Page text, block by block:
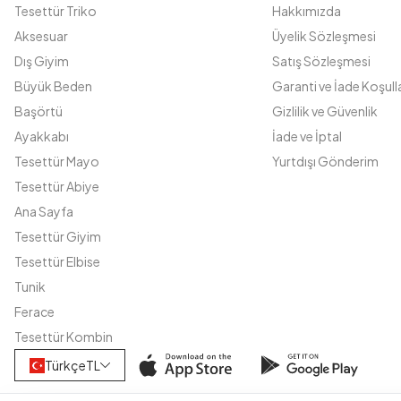
Tesettür Triko
Aksesuar
Dış Giyim
Büyük Beden
Başörtü
Ayakkabı
Tesettür Mayo
Tesettür Abiye
Ana Sayfa
Tesettür Giyim
Tesettür Elbise
Tunik
Ferace
Tesettür Kombin
Hakkımızda
Üyelik Sözleşmesi
Satış Sözleşmesi
Garanti ve İade
Gizlilik ve Güvenlik
İade ve İptal
Yurtdışı Gönderim
TürkçeTL